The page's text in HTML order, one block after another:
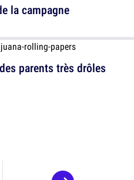
parents très drôles
la campagne